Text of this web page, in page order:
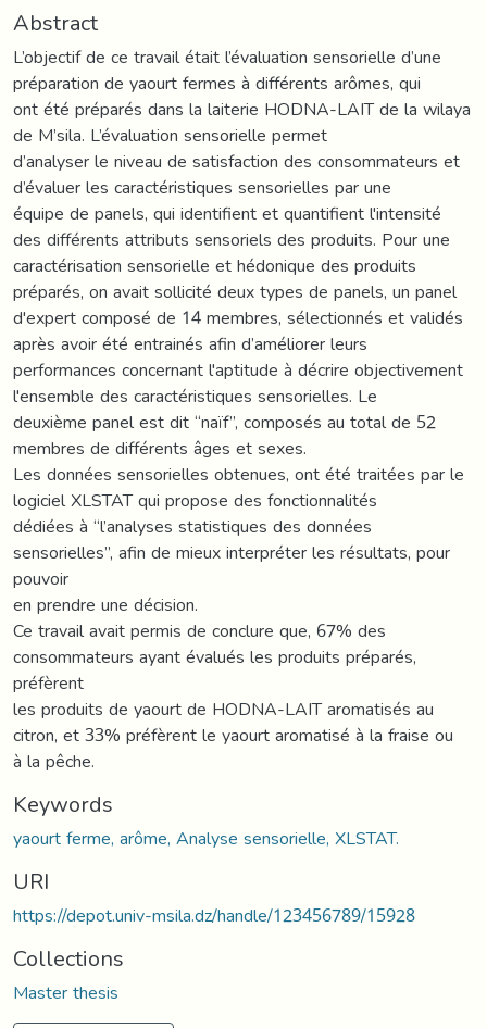
Abstract
L’objectif de ce travail était l’évaluation sensorielle d’une
préparation de yaourt fermes à différents arômes, qui
ont été préparés dans la laiterie HODNA-LAIT de la wilaya
de M’sila. L’évaluation sensorielle permet
d’analyser le niveau de satisfaction des consommateurs et
d’évaluer les caractéristiques sensorielles par une
équipe de panels, qui identifient et quantifient l'intensité
des différents attributs sensoriels des produits. Pour une
caractérisation sensorielle et hédonique des produits
préparés, on avait sollicité deux types de panels, un panel
d'expert composé de 14 membres, sélectionnés et validés
après avoir été entrainés afin d’améliorer leurs
performances concernant l'aptitude à décrire objectivement
l'ensemble des caractéristiques sensorielles. Le
deuxième panel est dit ‘‘naïf’’, composés au total de 52
membres de différents âges et sexes.
Les données sensorielles obtenues, ont été traitées par le
logiciel XLSTAT qui propose des fonctionnalités
dédiées à ‘‘l’analyses statistiques des données
sensorielles’’, afin de mieux interpréter les résultats, pour
pouvoir
en prendre une décision.
Ce travail avait permis de conclure que, 67% des
consommateurs ayant évalués les produits préparés,
préfèrent
les produits de yaourt de HODNA-LAIT aromatisés au
citron, et 33% préfèrent le yaourt aromatisé à la fraise ou
à la pêche.
Keywords
yaourt ferme, arôme, Analyse sensorielle, XLSTAT.
URI
https://depot.univ-msila.dz/handle/123456789/15928
Collections
Master thesis